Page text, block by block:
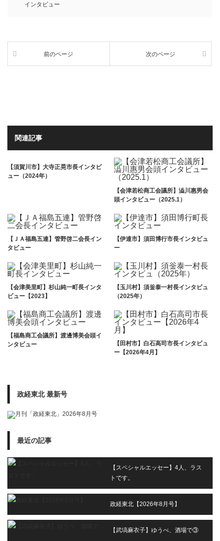
インタビュー
前のページ 次のページ
関連記事
【須賀川市】大寺正晃市長インタビ
ュー（2024年）
【会津若松商工会議所】澁川惠男会
頭インタビュー（2025.1）
【ＪＡ福島五連】管野啓二会長イン
タビュー
【伊達市】須田博行市長インタビュ
ー
【会津美里町】杉山純一町長インタ
ビュー【2023】
【玉川村】須釡泰一村長インタビュ
（2025年）
【福島商工会議所】渡邊博美会頭イ
ンタビュー
【田村市】白石高司市長インタビュ
ー【2026年4月】
政経東北 最新号
最近の記事
【スペシャルエッセー】4人、ラス
トです。
政経東北【2026年8月号】
【武塙麻衣子】ゆうべ、酒場で③